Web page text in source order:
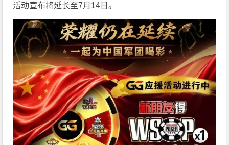
活动宣布将延长至7月14日。